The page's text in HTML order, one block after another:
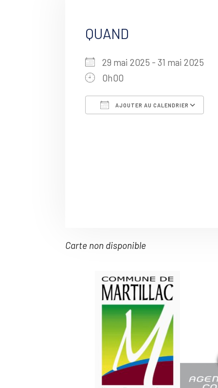
QUAND
29 mai 2025 - 31 mai 2025
0h00
AJOUTER AU CALENDRIER
Carte non disponible